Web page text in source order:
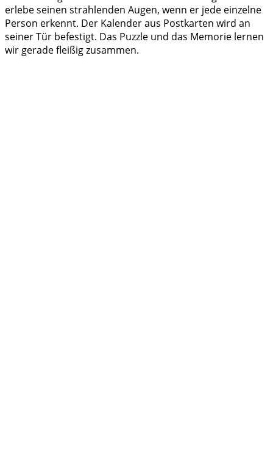
erlebe seinen strahlenden Augen, wenn er jede einzelne
Person erkennt. Der Kalender aus Postkarten wird an
seiner Tür befestigt. Das Puzzle und das Memorie lernen
wir gerade fleißig zusammen.